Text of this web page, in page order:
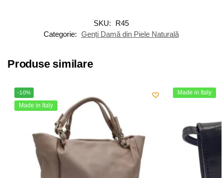
SKU:
R45
Categorie: Genți Damă din Piele Naturală
Produse similare
-10%
Made in Italy
Made in Italy